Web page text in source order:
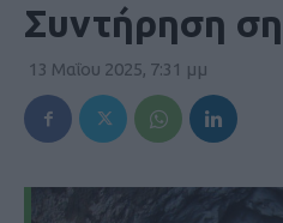
Συντήρηση
13 Μαΐου 2025, 7:31 μμ